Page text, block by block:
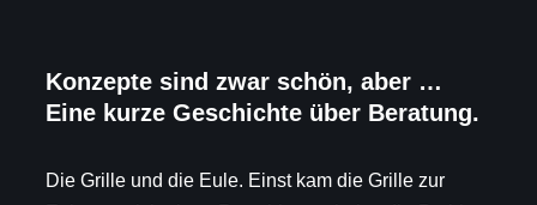
Konzepte sind zwar schön, aber …
Eine kurze Geschichte über Beratung.
Die Grille und die Eule. Einst kam die Grille zur